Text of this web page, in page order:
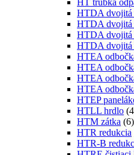
HTDA dvojitá
HTDA dvojitá
HTDA dvojitá
HTDA dvojitá
HTEA
HTEA
HTEA
HTEA
HTEP
HTLL hrdlo
HTM zátka (6)
HTR redukcia
HTR-B